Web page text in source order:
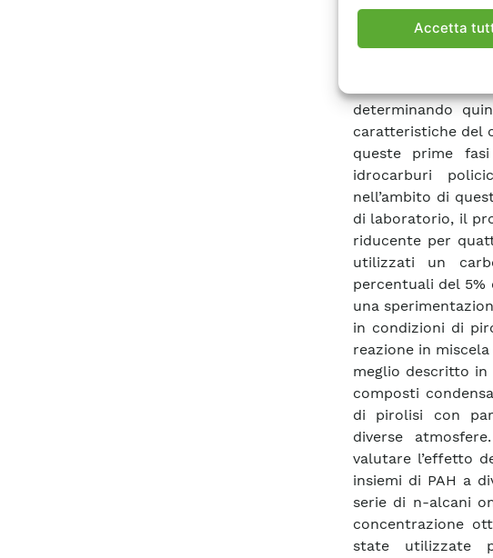
Accetta
portano alla
quali avviene la
determinando
caratteristiche del
queste prime
idrocarburi
nell’ambito di
di laboratorio, il
riducente per
utilizzati un
percentuali del 5%
una
in condizioni di
reazione in
meglio descritto in
composti
di pirolisi con
diverse
valutare l’effetto
insiemi di PAH a
serie di n-alcani
concentrazione
state utilizzate